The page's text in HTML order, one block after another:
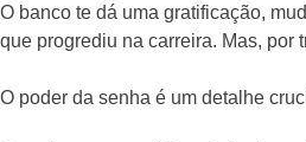
O banco te dá uma gratificação,
que progrediu na carreira. Mas, por
O poder da senha é um detalhe